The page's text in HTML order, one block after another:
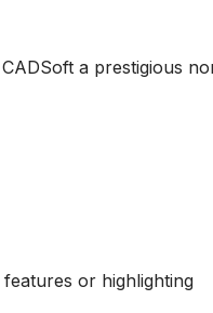
a prestigious